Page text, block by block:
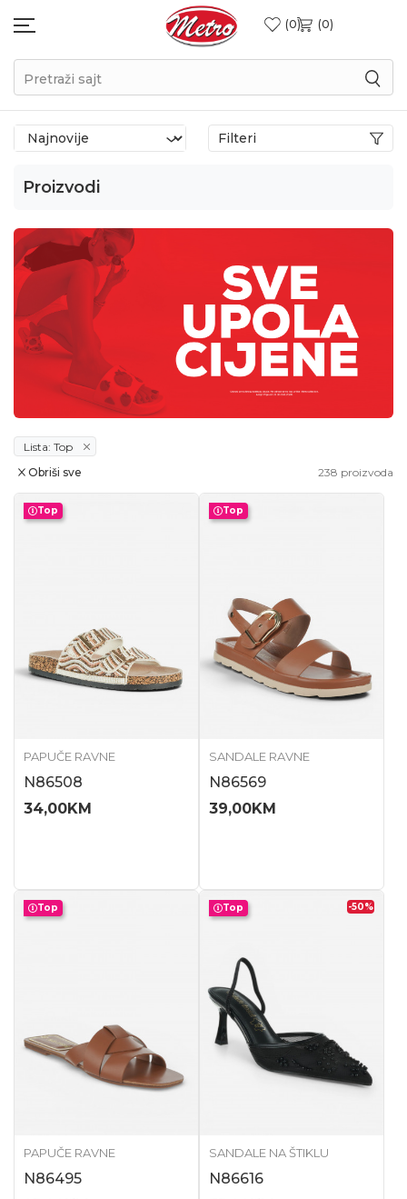
0 0
Pretraži sajt
Proizvodi
Filteri
Lista: Top
238 proizvoda
Obriši sve
Top
PAPUČE RAVNE
N86508
34,00KM
Top
SANDALE RAVNE
N86569
39,00KM
Top
PAPUČE RAVNE
N86495
Top -50%
SANDALE NA ŠTIKLU
N86616